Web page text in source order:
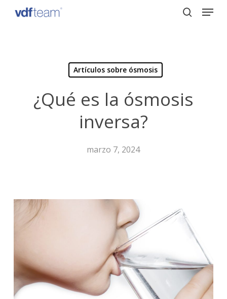
Menu
Artículos sobre ósmosis
¿Qué es la ósmosis
inversa?
marzo 7, 2024